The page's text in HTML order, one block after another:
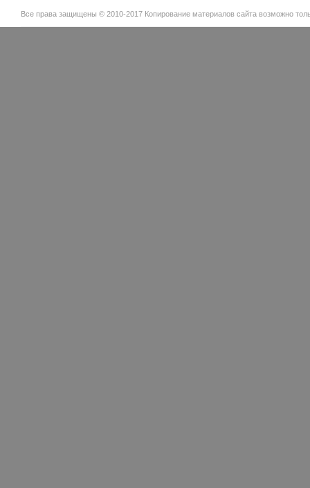
Все права защищены © 2010-2017 Копирование материалов сайта возможно